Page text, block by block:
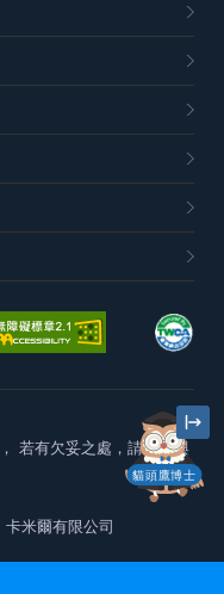
貓頭鷹博士
若有欠妥之處，請隨時與
卡米爾有限公司